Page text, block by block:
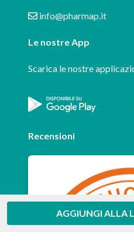
AGGIUNGI ALLA
info@pharmap.it
Le nostre App
Scarica le nostre
Recensioni